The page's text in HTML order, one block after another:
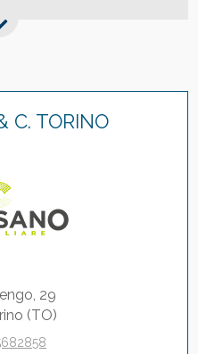
C. TORINO
29
(TO)